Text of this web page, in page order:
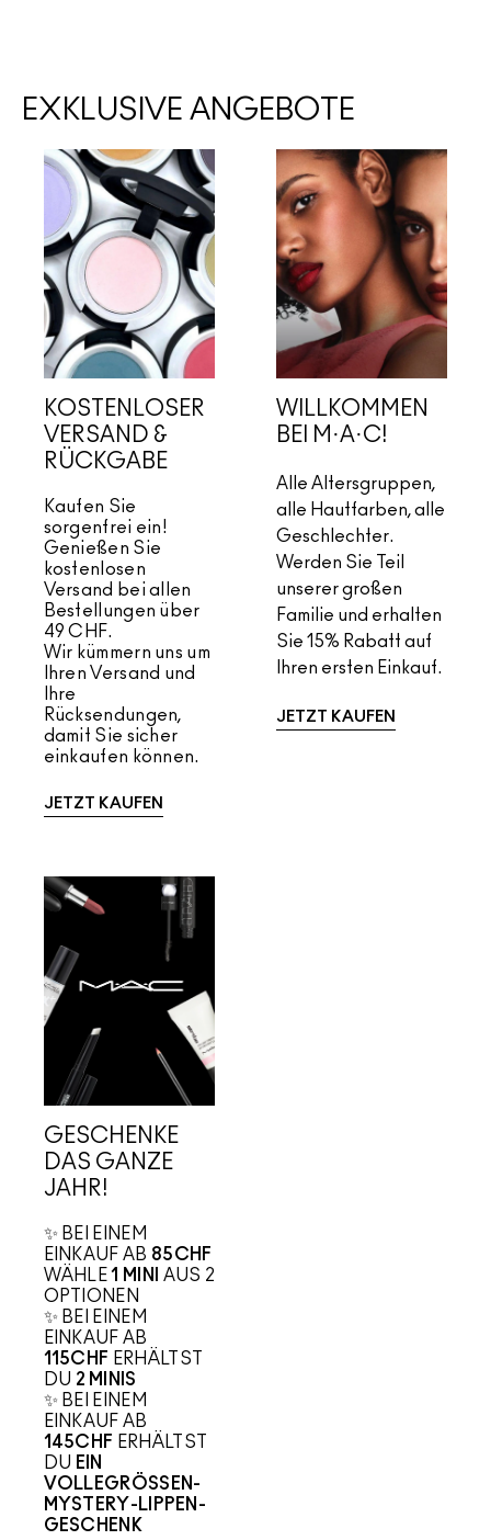
EXKLUSIVE ANGEBOTE
KOSTENLOSER
VERSAND &
RÜCKGABE
Kaufen Sie
sorgenfrei ein!
Genießen Sie
kostenlosen
Versand bei allen
Bestellungen über
49 CHF.
Wir kümmern uns um
Ihren Versand und
Ihre
Rücksendungen,
damit Sie sicher
einkaufen können.
JETZT KAUFEN
WILLKOMMEN
BEI M·A·C!
Alle Altersgruppen,
alle Hautfarben, alle
Geschlechter.
Werden Sie Teil
unserer großen
Familie und erhalten
Sie 15% Rabatt auf
Ihren ersten Einkauf.
JETZT KAUFEN
GESCHENKE
DAS GANZE
JAHR!
✨ BEI EINEM
EINKAUF AB 85CHF
WÄHLE1 MINI
AUS 2
OPTIONEN​
✨ BEI EINEM
EINKAUF AB
115CHF ERHÄLTST
DU 2 MINIS
✨ BEI EINEM
EINKAUF AB
145CHF ERHÄLTST
DU EIN
VOLLEGRÖSSEN-
MYSTERY-LIPPEN-
GESCHENK